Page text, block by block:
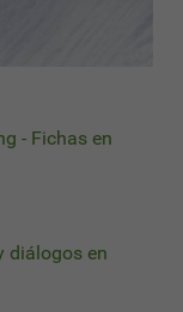
- Fichas en
diálogos en